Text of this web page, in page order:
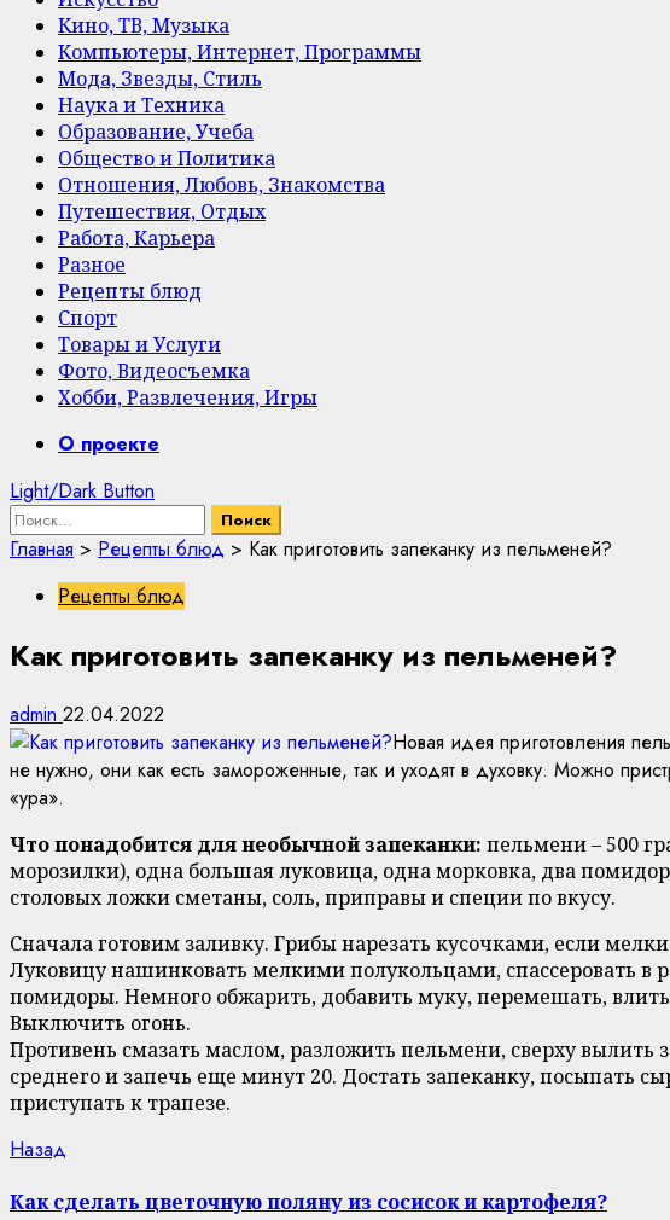
Кино, ТВ, Музыка
Компьютеры, Интернет, Программы
Мода, Звезды, Стиль
Наука и Техника
Образование, Учеба
Общество и Политика
Отношения, Любовь, Знакомства
Путешествия, Отдых
Работа, Карьера
Разное
Рецепты блюд
Спорт
Товары и Услуги
Фото, Видеосъемка
Хобби, Развлечения, Игры
PrimaryО проекте
Light/Dark Button
Найти:
Главная > Рецепты блюд > Как приготовить запеканку из пельменей?
Рецепты блюд
Как приготовить запеканку из пельменей?
admin 22.04.2022
Новая идея приготовления
не нужно, они как есть замороженные, так и уходят в духовку. Можно
«ура».
Что понадобится для необычной запеканки: пельмени – 500
морозилки), одна большая луковица, одна морковка, два
столовых ложки сметаны, соль, приправы и специи по вкусу.
Сначала готовим заливку. Грибы нарезать кусочками, если
Луковицу нашинковать мелкими полукольцами, спассеровать в
помидоры. Немного обжарить, добавить муку, перемешать,
Выключить огонь.
Противень смазать маслом, разложить пельмени, сверху вылить
среднего и запечь еще минут 20. Достать запеканку, посыпать
приступать к трапезе.
Continue
Reading
Назад
Как сделать цветочную поляну из сосисок и картофеля?